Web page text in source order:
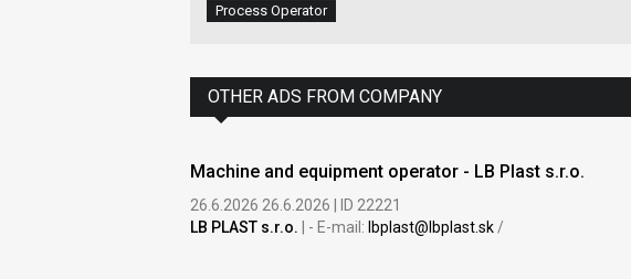
Process Operator
OTHER ADS FROM COMPANY
Machine and equipment operator - LB Plast s.r.o.
26.6.2026 26.6.2026 | ID 22221
LB PLAST s.r.o. | - E-mail: lbplast@lbplast.sk /